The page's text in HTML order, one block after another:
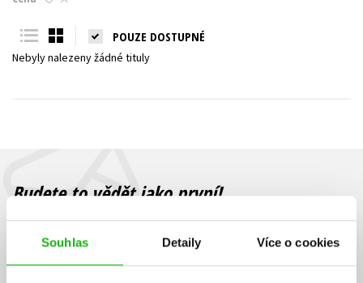
Souhlas Detaily Více o cookies
Young adult (SK)
Všechny tituly
POUZE DOSTUPNÉ
Nebyly nalezeny žádné tituly
Budete to vědět jako první!
Zajímá Vás, jaký knižní hit právě vychází, na jaké zboží je výhodná
sleva, jaká běží soutěž o ceny? Přihlášením k odběru našich e-
souhlasíte se zpracováním osobních údajů